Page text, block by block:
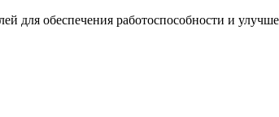
для обеспечения работоспособности и